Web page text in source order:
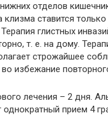
отделов
ставится
глистных
т. е. на дому.
строжайшее
во избежание
лечения – 2 дня.
однократный прием 4